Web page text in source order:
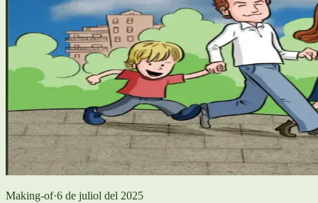
Making-of·6 de juliol del 2025